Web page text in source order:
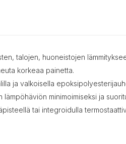
talojen, huoneistojen
korkeaa painetta.
ja valkoisella
minimoimiseksi ja
tai integroidulla